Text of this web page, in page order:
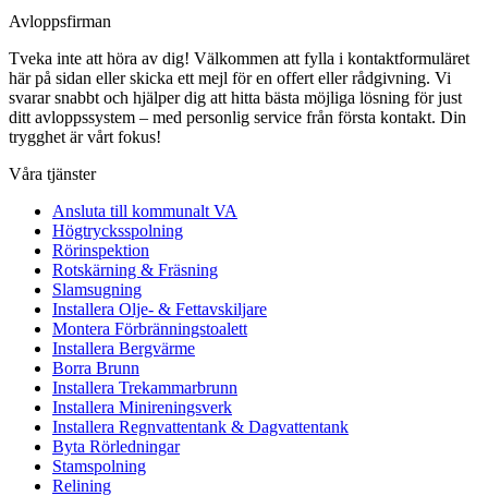
Avloppsfirman
Tveka inte att höra av dig! Välkommen att fylla i kontaktformuläret
här på sidan eller skicka ett mejl för en offert eller rådgivning. Vi
svarar snabbt och hjälper dig att hitta bästa möjliga lösning för just
ditt avloppssystem – med personlig service från första kontakt. Din
trygghet är vårt fokus!
Våra tjänster
Ansluta till kommunalt VA
Högtrycksspolning
Rörinspektion
Rotskärning & Fräsning
Slamsugning
Installera Olje- & Fettavskiljare
Montera Förbränningstoalett
Installera Bergvärme
Borra Brunn
Installera Trekammarbrunn
Installera Minireningsverk
Installera Regnvattentank & Dagvattentank
Byta Rörledningar
Stamspolning
Relining